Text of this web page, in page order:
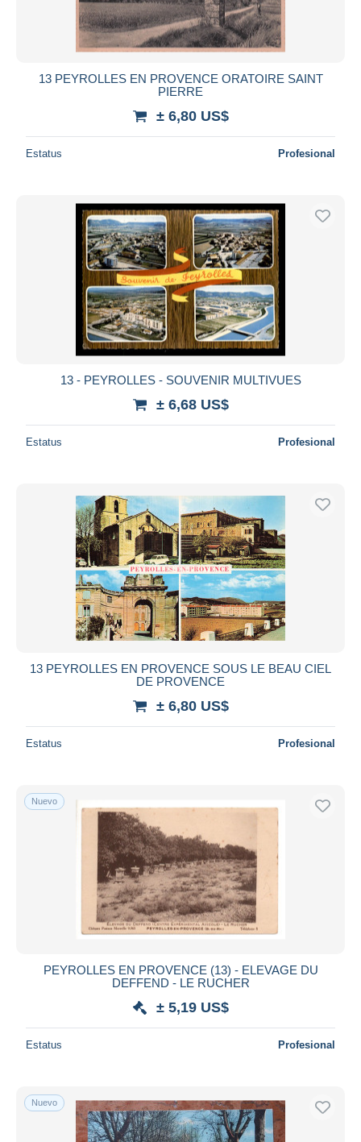
13 PEYROLLES EN PROVENCE ORATOIRE SAINT
PIERRE
± 6,80 US$
Estatus Profesional
13 - PEYROLLES - SOUVENIR MULTIVUES
± 6,68 US$
Estatus Profesional
13 PEYROLLES EN PROVENCE SOUS LE BEAU CIEL
DE PROVENCE
± 6,80 US$
Estatus Profesional
Nuevo
PEYROLLES EN PROVENCE (13) - ELEVAGE DU
DEFFEND - LE RUCHER
± 5,19 US$
Estatus Profesional
Nuevo